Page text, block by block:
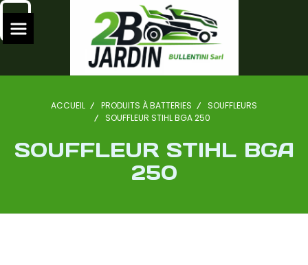
ACCUEIL PRODUITS À BATTERIES
SOUFFLEURS
SOUFFLEUR STIHL BGA 250
SOUFFLEUR STIHL BGA
250